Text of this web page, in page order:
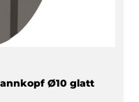
Ø10 glatt